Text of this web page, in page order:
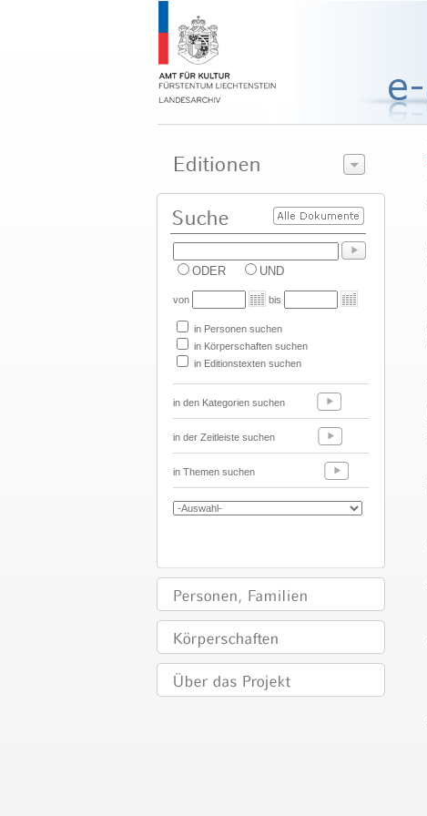
ODER UND
von bis
in Personen suchen
in Körperschaften suchen
in Editionstexten suchen
in den Kategorien suchen
in der Zeitleiste suchen
in Themen suchen